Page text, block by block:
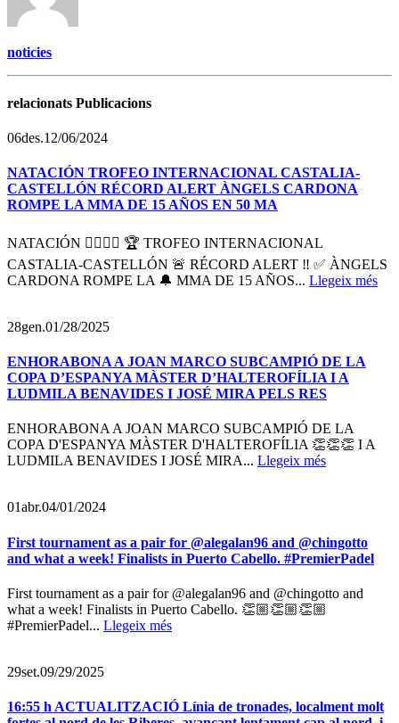
noticies
relacionats Publicacions
06des.12/06/2024
NATACIÓN TROFEO INTERNACIONAL CASTALIA-
CASTELLÓN RÉCORD ALERT ÀNGELS CARDONA
ROMPE LA MMA DE 15 AÑOS EN 50 MA
NATACIÓN 🏊‍♀️🏊‍♂️ 🏆 TROFEO INTERNACIONAL
CASTALIA-CASTELLÓN 🚨 RÉCORD ALERT ‼️ ✅ ÀNGELS
CARDONA ROMPE LA 🔔 MMA DE 15 AÑOS... Llegeix més
28gen.01/28/2025
ENHORABONA A JOAN MARCO SUBCAMPIÓ DE LA
COPA D’ESPANYA MÀSTER D’HALTEROFÍLIA I A
LUDMILA BENAVIDES I JOSÉ MIRA PELS RES
ENHORABONA A JOAN MARCO SUBCAMPIÓ DE LA
COPA D'ESPANYA MÀSTER D'HALTEROFÍLIA 👏👏👏 I A
LUDMILA BENAVIDES I JOSÉ MIRA... Llegeix més
01abr.04/01/2024
First tournament as a pair for @alegalan96 and @chingotto
and what a week! Finalists in Puerto Cabello. #PremierPadel
First tournament as a pair for @alegalan96 and @chingotto and
what a week! Finalists in Puerto Cabello. 👏🏼👏🏼👏🏼
#PremierPadel... Llegeix més
29set.09/29/2025
16:55 h ACTUALITZACIÓ Línia de tronades, localment molt